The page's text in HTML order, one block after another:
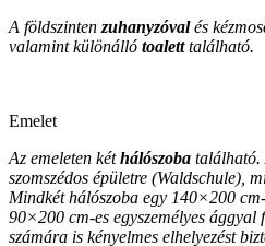
A földszinten zuhanyzóvalés
valamint különálló toaletttalálható.
Emelet
Az emeleten kéthálószoba található.
szomszédos épületre (Waldschule),
Mindkét hálószoba egy 140×200
90×200 cm-es egyszemélyes
számára is kényelmes elhelyezést